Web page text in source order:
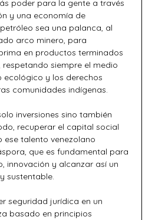
poder para la gente a través
y una economía de
sea una palanca, al
arco minero, para
en productos terminados
respetando siempre el medio
ecológico y los derechos
comunidades indígenas.
inversiones sino también
recuperar el capital social
talento venezolano
que es fundamental para
innovación y alcanzar así un
sustentable.
seguridad jurídica en un
basado en principios